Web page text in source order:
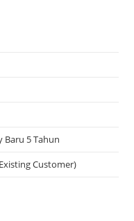
Baru 5 Tahun
Customer)